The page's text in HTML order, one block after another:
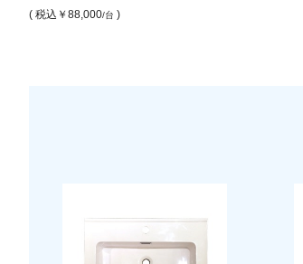
( 税込 ￥88,000/台 )